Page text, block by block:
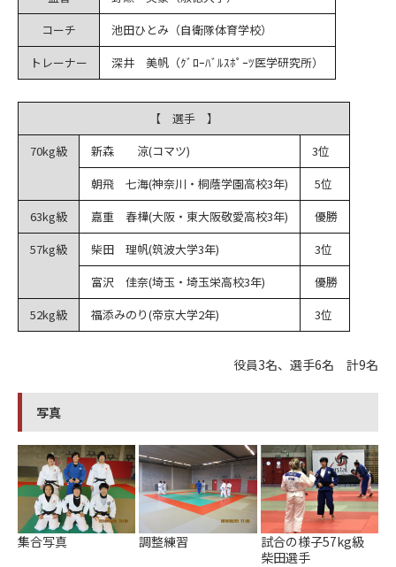
コーチ
池田ひとみ（自衛隊体育学校）
トレーナー
深井 美帆（ｸﾞﾛｰﾊﾞﾙｽﾎﾟｰﾂ医学研究所）
【 選手 】
70kg級
新森 涼(コマツ)
3位
朝飛 七海(神奈川・桐蔭学園高校3年)
5位
63kg級
嘉重 春樺(大阪・東大阪敬愛高校3年)
優勝
57kg級
柴田 理帆(筑波大学3年)
3位
富沢 佳奈(埼玉・埼玉栄高校3年)
優勝
52kg級
福添みのり(帝京大学2年) 3位
役員3名、選手6名 計9名
写真
集合写真 調整練習
試合の様子57kg級
柴田選手